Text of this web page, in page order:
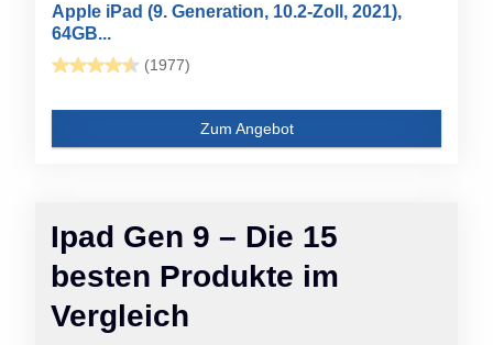
Ipad Gen 9 – Die 15
besten Produkte im
Vergleich
Apple iPad (9. Generation, 10.2-Zoll, 2021),
64GB...
(1977)
Zum Angebot